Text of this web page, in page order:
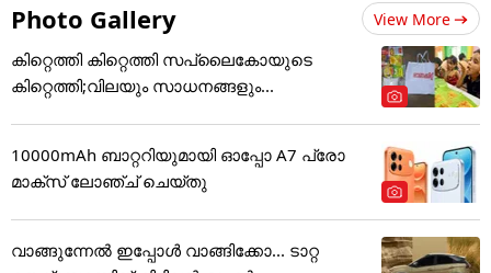
Photo Gallery View More
കിറ്റെത്തി കിറ്റെത്തി സപ്ലൈകോയുടെ
കിറ്റെത്തി;വിലയും സാധനങ്ങളും...
10000mAh ബാറ്ററിയുമായി ഓപ്പോ A7 പ്രോ
മാക്സ് ലോഞ്ച് ചെയ്തു
വാങ്ങുന്നേൽ ഇപ്പോൾ വാങ്ങിക്കോ... ടാറ്റ